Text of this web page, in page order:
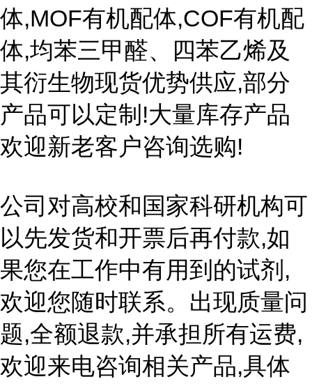
体,MOF有机配体,COF有机配
体,均苯三甲醛、四苯乙烯及
其衍生物现货优势供应,部分
产品可以定制!大量库存产品
欢迎新老客户咨询选购!
公司对高校和国家科研机构可
以先发货和开票后再付款,如
果您在工作中有用到的试剂,
欢迎您随时联系。出现质量问
题,全额退款,并承担所有运费,
欢迎来电咨询相关产品,具体